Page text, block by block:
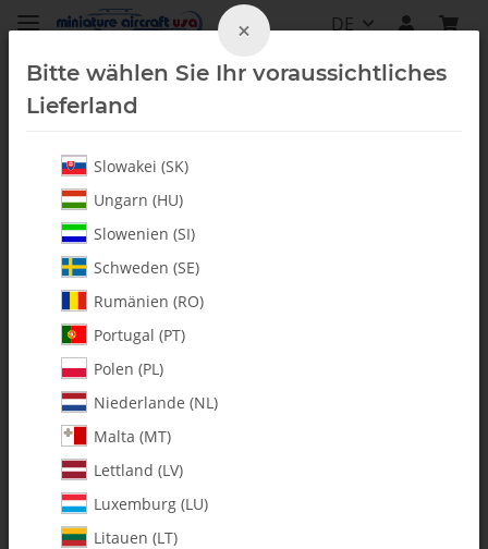
DE
Kleinteile
×
Bitte wählen Sie Ihr voraussichtliches
Lieferland
Slowakei (SK)
Ungarn (HU)
Slowenien (SI)
Schweden (SE)
Rumänien (RO)
Portugal (PT)
Polen (PL)
Niederlande (NL)
Malta (MT)
Lettland (LV)
Luxemburg (LU)
Litauen (LT)